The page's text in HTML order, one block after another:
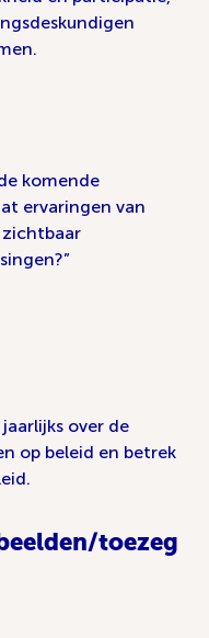
komende
ervaringen van
zichtbaar
over de
op beleid en betrek
toezeg